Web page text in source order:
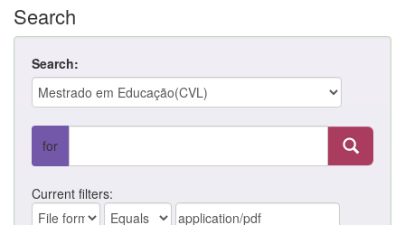
Search
Search:
for
Current filters: